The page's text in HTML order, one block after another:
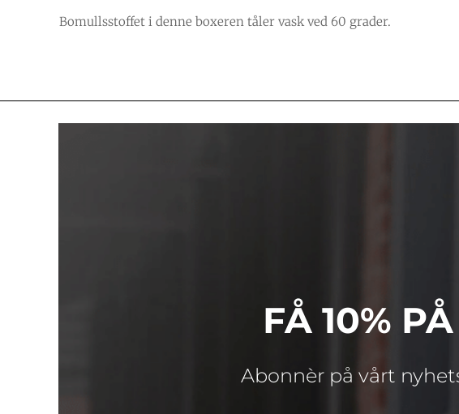
Bomullsstoffet i denne boxeren tåler vask ved 60 grader.
FÅ 10%
Abonnèr på vårt